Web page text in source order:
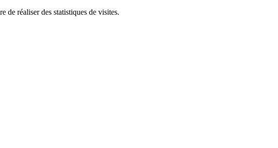
de réaliser des statistiques de visites.